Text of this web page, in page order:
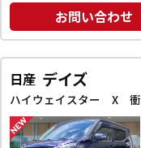
お問い合わせ
日産 デイズ